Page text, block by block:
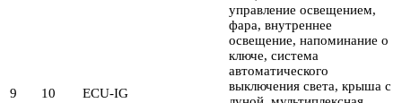
9 10 ECU-IG
управление освещением,
фара, внутреннее
освещение, напоминание о
ключе, система
автоматического
выключения света, крыша с